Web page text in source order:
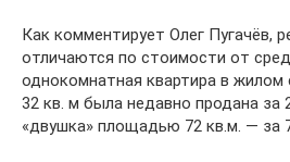
Как комментирует Олег Пугачёв,
отличаются по стоимости от
однокомнатная квартира в
32 кв. м была недавно продана за
«двушка» площадью 72 кв.м. — за